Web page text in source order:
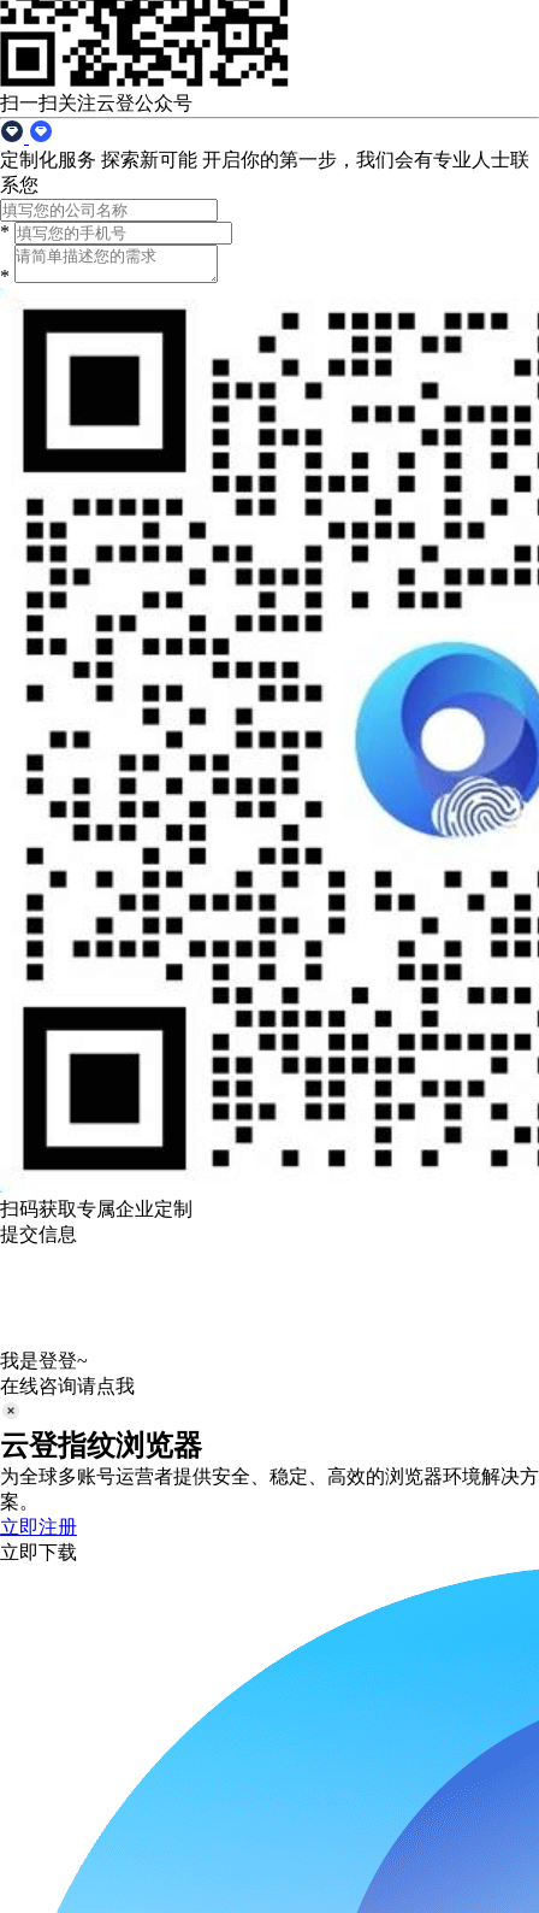
扫一扫关注云登公众号
定制化服务 探索新可能 开启你的第一步，我们会有专业人士联
系您
*
*
扫码获取专属企业定制
提交信息
我是登登~
在线咨询请点我
云登指纹浏览器
为全球多账号运营者提供安全、稳定、高效的浏览器环境解决方
案。
立即注册
立即下载